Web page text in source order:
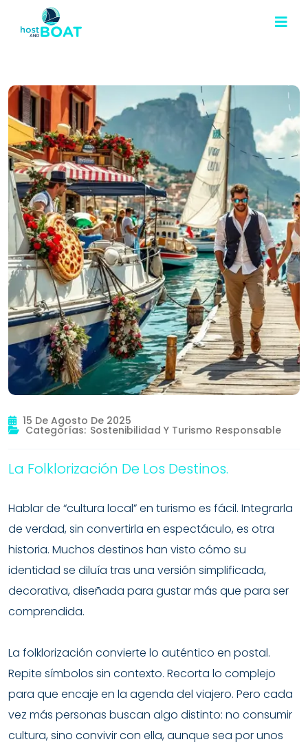
15 De Agosto De 2025
Categorías: Sostenibilidad Y Turismo Responsable
La Folklorización De Los Destinos.
Hablar de “cultura local” en turismo es fácil. Integrarla
de verdad, sin convertirla en espectáculo, es otra
historia. Muchos destinos han visto cómo su
identidad se diluía tras una versión simplificada,
decorativa, diseñada para gustar más que para ser
comprendida.
La folklorización convierte lo auténtico en postal.
Repite símbolos sin contexto. Recorta lo complejo
para que encaje en la agenda del viajero. Pero cada
vez más personas buscan algo distinto: no consumir
cultura, sino convivir con ella, aunque sea por unos